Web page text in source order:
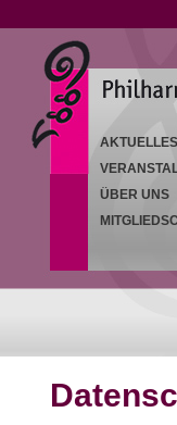
AKTUELLES
ÜBER UNS